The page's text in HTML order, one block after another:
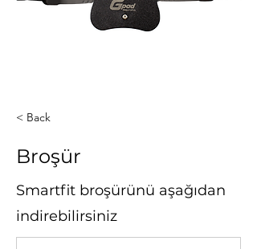
< Back
Broşür
Smartfit broşürünü aşağıdan
indirebilirsiniz